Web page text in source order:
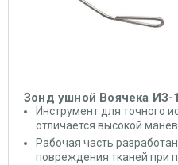
Зонд ушной Воячека
Инструмент для точного
отличается высокой
Рабочая часть
повреждения тканей при